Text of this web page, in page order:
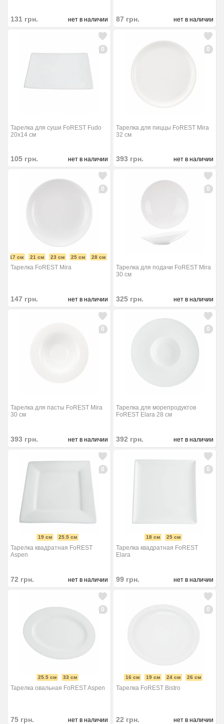
131 грн. нет в наличии 87 грн. нет в наличии
0
Тарелка для суши FoREST Fudo
20х14 см
105 грн. нет в наличии
0
Тарелка для пиццы FoREST Mira
32 см
393 грн. нет в наличии
0
17 см 21 см 23 см 25 см 28 см
Тарелка FoREST Mira
147 грн. нет в наличии
0
Тарелка для подачи FoREST Mira
30 см
325 грн. нет в наличии
0
Тарелка для пасты FoREST Mira
30 см
393 грн. нет в наличии
0
Тарелка для морепродуктов
FoREST Elara 28 см
392 грн. нет в наличии
0
19 см 25.5 см
Тарелка квадратная FoREST
Aspen
72 грн. нет в наличии
0
18 см 25 см
Тарелка квадратная FoREST
Elara
99 грн. нет в наличии
0
25.5 см 33 см
Тарелка овальная FoREST Aspen
75 грн. нет в наличии
0
16 см 19 см 24 см 26 см
Тарелка FoREST Bistro
22 грн. нет в наличии